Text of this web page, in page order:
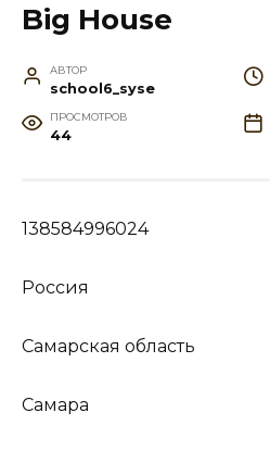
Big House
АВТОР
school6_syse
ПРОСМОТРОВ
44
138584996024
Россия
Самарская область
Самара